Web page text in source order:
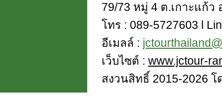
79/73 หมู่ 4 ต.เกาะแก้ว
โทร : 089-5727603 l
อีเมลล์ :
เว็บไซต์ : www.jctour-
สงวนสิทธิ์ 2015-2026 โ